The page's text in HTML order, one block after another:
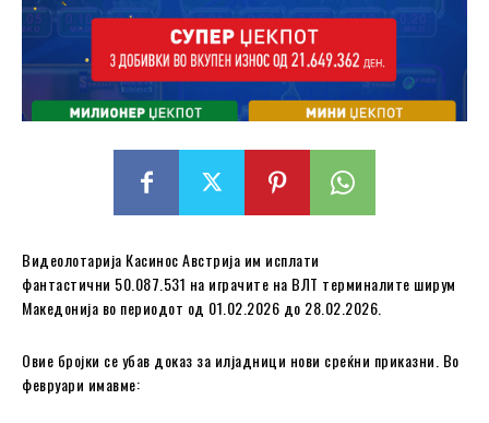
Видеолотарија Касинос Австрија им исплати
фантастични 50.087.531 на играчите на ВЛТ терминалите ширум
Македонија во периодот од 01.02.2026 до 28.02.2026.
Овие бројки се убав доказ за илјадници нови среќни приказни. Во
февруари имавме: